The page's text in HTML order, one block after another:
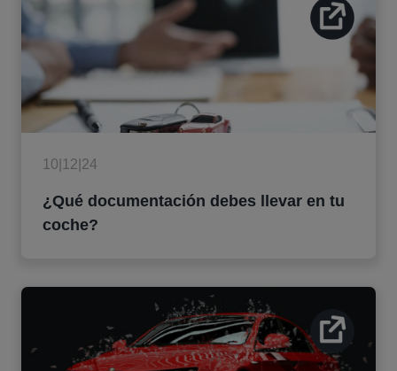
10|12|24
¿Qué documentación debes llevar en tu
coche?